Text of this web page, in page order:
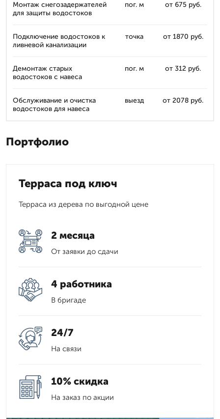
Монтаж снегозадержателей
для защиты водостоков
пог. м от 675 руб.
Подключение водостоков к
ливневой канализации
точка от 1870 руб.
Демонтаж старых
водостоков с навеса
пог. м от 312 руб.
Обслуживание и очистка
водостоков для навеса
выезд от 2078 руб.
Портфолио
Терраса под ключ
Терраса из дерева по выгодной цене
2 месяца
От заявки до сдачи
4 работника
В бригаде
24/7
На связи
10% скидка
На заказ по акции